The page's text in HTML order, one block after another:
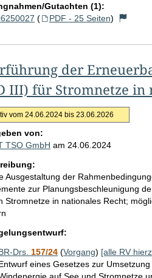
Gutachten (1):
( PDF - 25 Seiten)
der
III) für Stromnetze in
vom 24.06.2024 bis 23.06.2026
von:
TSO GmbH am 24.06.2024
Ausgestaltung der
zur Planungsbeschleunigung
Stromnetze in nationales Recht;
Drs. 157/24(Vorgang) [alle RV
eines Gesetzes zur